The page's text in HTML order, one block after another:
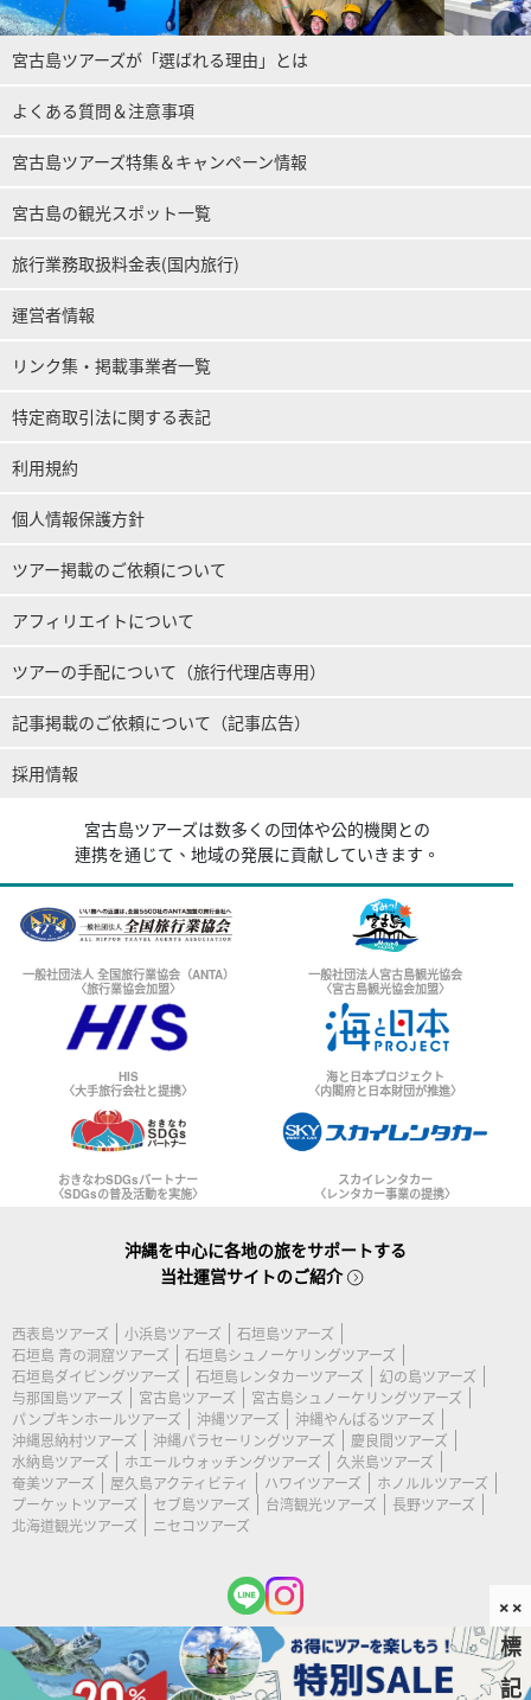
宮古島ツアーズが「選ばれる理由」とは
よくある質問＆注意事項
宮古島ツアーズ特集＆キャンペーン情報
宮古島の観光スポット一覧
旅行業務取扱料金表(国内旅行)
運営者情報
リンク集・掲載事業者一覧
特定商取引法に関する表記
利用規約
個人情報保護方針
ツアー掲載のご依頼について
アフィリエイトについて
ツアーの手配について（旅行代理店専用）
記事掲載のご依頼について（記事広告）
採用情報
宮古島ツアーズは数多くの団体や公的機関との
連携を通じて、地域の発展に貢献していきます。
一般社団法人 全国旅行業協会（ANTA）
〈旅行業協会加盟〉
一般社団法人宮古島観光協会
〈宮古島観光協会加盟〉
HIS
〈大手旅行会社と提携〉
海と日本プロジェクト
〈内閣府と日本財団が推進〉
おきなわSDGsパートナー
〈SDGsの普及活動を実施〉
スカイレンタカー
〈レンタカー事業の提携〉
沖縄を中心に各地の旅をサポートする
当社運営サイトのご紹介
西表島ツアーズ 小浜島ツアーズ
石垣島ツアーズ
石垣島 青の洞窟ツアーズ
石垣島シュノーケリングツアーズ
石垣島ダイビングツアーズ
石垣島レンタカーツアーズ
幻の島ツアーズ
与那国島ツアーズ
宮古島ツアーズ
宮古島シュノーケリングツアーズ
パンプキンホールツアーズ
沖縄ツアーズ
沖縄やんばるツアーズ
沖縄恩納村ツアーズ
沖縄パラセーリングツアーズ
慶良間ツアーズ
水納島ツアーズ
ホエールウォッチングツアーズ
久米島ツアーズ
奄美ツアーズ
屋久島アクティビティ ハワイツアーズ
ホノルルツアーズ
プーケットツアーズ
セブ島ツアーズ 台湾観光ツアーズ
長野ツアーズ
北海道観光ツアーズ
ニセコツアーズ
(c) 2026 宮古島ツアーズ All Rights Reserved.
××
標
記